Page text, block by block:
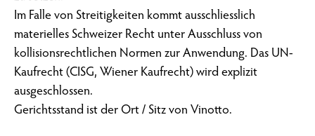
Im Falle von Streitigkeiten kommt ausschliesslich
materielles Schweizer Recht unter Ausschluss von
kollisionsrechtlichen Normen zur Anwendung. Das UN-
Kaufrecht (CISG, Wiener Kaufrecht) wird explizit
ausgeschlossen.
Gerichtsstand ist der Ort / Sitz von Vinotto.